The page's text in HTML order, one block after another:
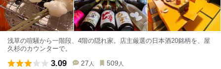
浅草の喧騒から一階段、4階の隠れ家。店主厳選の日本酒20銘柄を、屋
久杉のカウンターで。
3.09 27 人 509 人